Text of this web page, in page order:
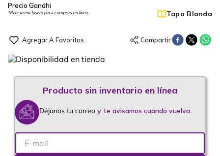
Precio Gandhi
*Precio exclusivo para compras en línea. Tapa Blanda
Déjanos tu correo y te avisamos cuando vuelva.